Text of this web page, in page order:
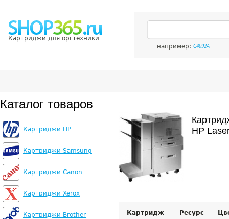
Картриджи для оргтехники
например: C4092A
Каталог товаров
Картриджи HP
Картриджи Samsung
Картриджи Canon
Картриджи Xerox
Картриджи Brother
HP
Картридж Ресурс